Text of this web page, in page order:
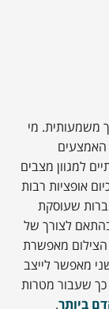
משמעותית. מי
האמצעים
למגוון מצבים
אופציות רבות
שעוסקת
בהתאם לצורך של
מאפשרת
מאפשר לייצב
כך שעבור מטרות
ביותר.